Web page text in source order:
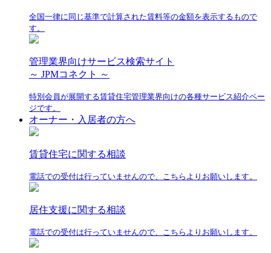
全国一律に同じ基準で計算された賃料等の金額を表示するもので
す。
管理業界向けサービス検索サイト
～ JPMコネクト ～
特別会員が展開する賃貸住宅管理業界向けの各種サービス紹介ペー
ジです。
オーナー・入居者の方へ
賃貸住宅に関する相談
電話での受付は行っていませんので、こちらよりお願いします。
居住支援に関する相談
電話での受付は行っていませんので、こちらよりお願いします。